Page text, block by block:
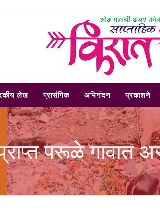
लेख प्रासंगिक अभिनंदन प्रकाशने
परूळे गावात